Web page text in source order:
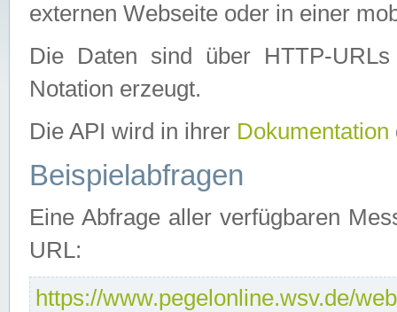
externen Webseite oder in einer
Die Daten sind über HTTP-
Notation erzeugt.
Die API wird in ihrer Dokumentation
Beispielabfragen
Eine Abfrage aller verfügbaren
URL:
https://www.pegelonline.wsv.de/